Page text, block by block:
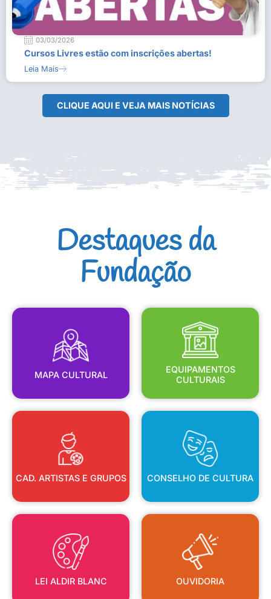
03/03/2026
Cursos Livres estão com inscrições abertas!
Leia Mais
CLIQUE AQUI E VEJA MAIS NOTÍCIAS
Destaques da
Fundação
MAPA CULTURAL
MAPA CULTURAL
EQUIPAMENTOS
CULTURAIS
EQUIPAMENTOS
CULTURAIS
CAD. ARTISTAS E GRUPOS
CAD. ARTISTAS E GRUPOS
CONSELHO DE CULTURA
CONSELHO DE CULTURA
LEI ALDIR BLANC
LEI ALDIR BLANC
OUVIDORIA
OUVIDORIA